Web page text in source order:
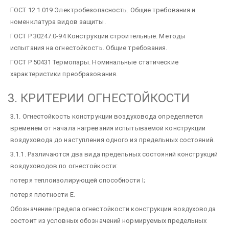
ГОСТ 12.1.019 Электробезопасность. Общие требования и
номенклатура видов защиты.
ГОСТ Р 30247.0-94 Конструкции строительные. Методы
испытания на огнестойкость. Общие требования.
ГОСТ Р 50431 Термопары. Номинальные статические
характеристики преобразования.
3. КРИТЕРИИ ОГНЕСТОЙКОСТИ
3.1. Огнестойкость конструкции воздуховода определяется
временем от начала нагревания испытываемой конструкции
воздуховода до наступления одного из предельных состояний.
3.1.1. Различаются два вида предельных состояний конструкций
воздуховодов по огнестойкости:
потеря теплоизолирующей способности I;
потеря плотности E.
Обозначение предела огнестойкости конструкции воздуховода
состоит из условных обозначений нормируемых предельных